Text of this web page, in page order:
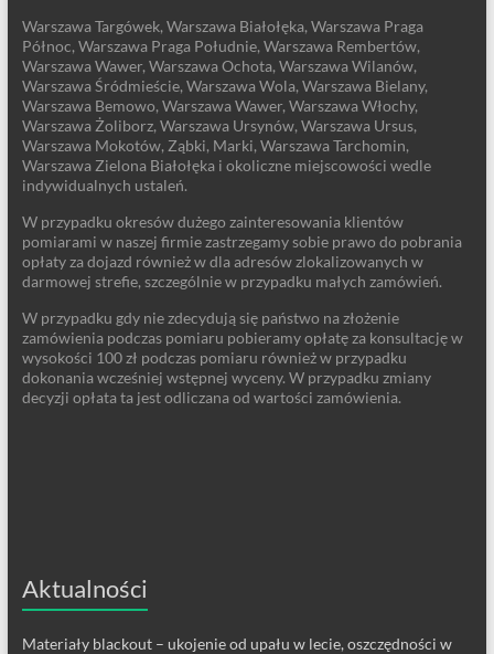
Warszawa Targówek, Warszawa Białołęka, Warszawa Praga
Północ, Warszawa Praga Południe, Warszawa Rembertów,
Warszawa Wawer, Warszawa Ochota, Warszawa Wilanów,
Warszawa Śródmieście, Warszawa Wola, Warszawa Bielany,
Warszawa Bemowo, Warszawa Wawer, Warszawa Włochy,
Warszawa Żoliborz, Warszawa Ursynów, Warszawa Ursus,
Warszawa Mokotów, Ząbki, Marki, Warszawa Tarchomin,
Warszawa Zielona Białołęka i okoliczne miejscowości wedle
indywidualnych ustaleń.
W przypadku okresów dużego zainteresowania klientów
pomiarami w naszej firmie zastrzegamy sobie prawo do pobrania
opłaty za dojazd również w dla adresów zlokalizowanych w
darmowej strefie, szczególnie w przypadku małych zamówień.
W przypadku gdy nie zdecydują się państwo na złożenie
zamówienia podczas pomiaru pobieramy opłatę za konsultację w
wysokości 100 zł podczas pomiaru również w przypadku
dokonania wcześniej wstępnej wyceny. W przypadku zmiany
decyzji opłata ta jest odliczana od wartości zamówienia.
Aktualności
Materiały blackout – ukojenie od upału w lecie, oszczędności w